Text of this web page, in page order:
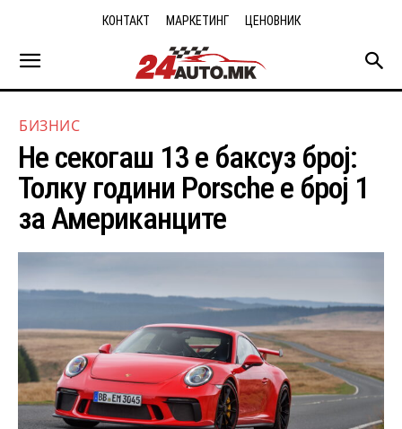
КОНТАКТ МАРКЕТИНГ ЦЕНОВНИК
БИЗНИС
Не секогаш 13 е баксуз број:
Толку години Porsche e број 1
за Американците